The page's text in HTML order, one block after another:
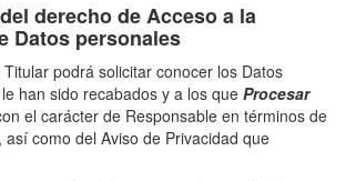
derecho de Acceso a la
Datos personales
podrá solicitar conocer los Datos
han sido recabados y a los que Procesar
el carácter de Responsable en términos de
así como del Aviso de Privacidad que